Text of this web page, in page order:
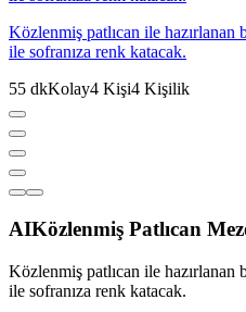
Közlenmiş patlıcan ile hazırlanan
ile sofranıza renk katacak.
55 dkKolay4 Kişi4 Kişilik
AIKözlenmiş Patlıcan
Közlenmiş patlıcan ile hazırlanan
ile sofranıza renk katacak.